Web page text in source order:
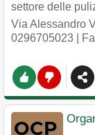
settore delle
Via Alessandro
0296705023 |